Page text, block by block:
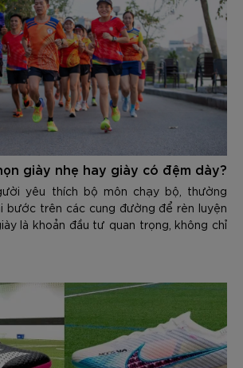
giày nhẹ hay giày có đệm dày?
yêu thích bộ môn chạy bộ, thường
bước trên các cung đường để rèn luyện
là khoản đầu tư quan trọng, không chỉ
tích mà còn phòng tránh những chấn
trước kệ giày của các thương hiệu,
phù hợp.